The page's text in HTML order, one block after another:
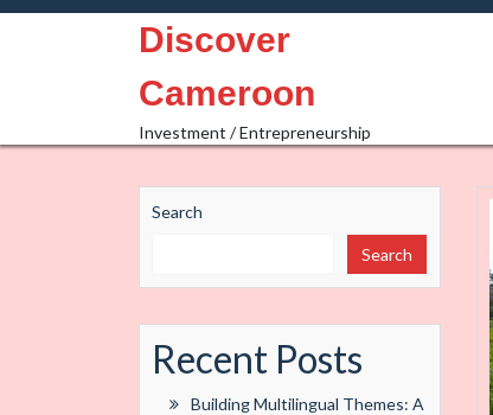
Skip
Discover
Cameroon
Investment / Entrepreneurship
Search
Search
Recent Posts
Building Multilingual Themes: A